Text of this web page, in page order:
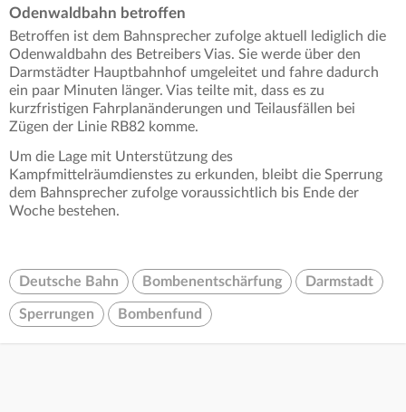
Odenwaldbahn betroffen
Betroffen ist dem Bahnsprecher zufolge aktuell lediglich die
Odenwaldbahn des Betreibers Vias. Sie werde über den
Darmstädter Hauptbahnhof umgeleitet und fahre dadurch
ein paar Minuten länger. Vias teilte mit, dass es zu
kurzfristigen Fahrplanänderungen und Teilausfällen bei
Zügen der Linie RB82 komme.
Um die Lage mit Unterstützung des
Kampfmittelräumdienstes zu erkunden, bleibt die Sperrung
dem Bahnsprecher zufolge voraussichtlich bis Ende der
Woche bestehen.
Deutsche Bahn Bombenentschärfung Darmstadt
Sperrungen Bombenfund